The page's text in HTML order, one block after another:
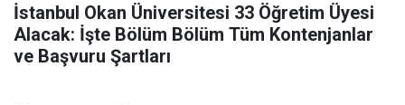
İstanbul Okan Üniversitesi 33 Öğretim Üyesi
Alacak: İşte Bölüm Bölüm Tüm Kontenjanlar
ve Başvuru Şartları